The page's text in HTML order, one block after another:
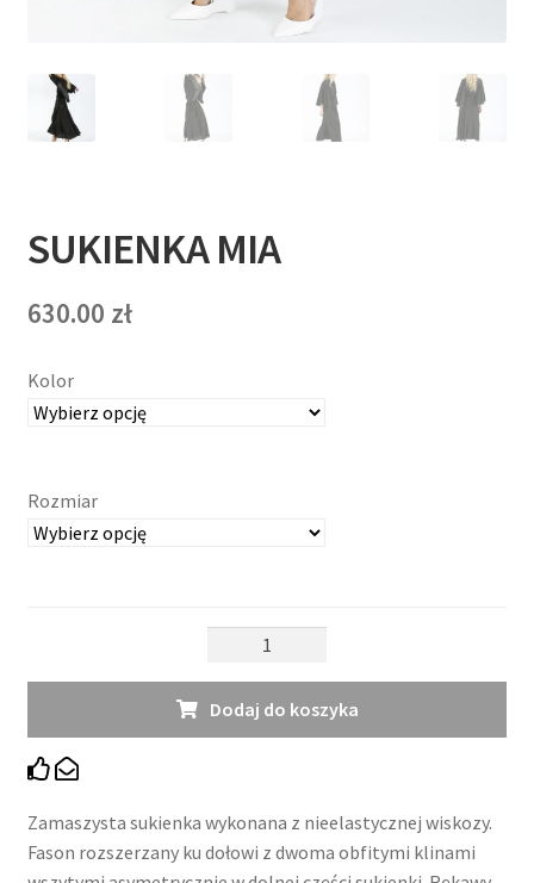
R
O
SUKIENKA MIA
630.00 zł
Kolor
Rozmiar
Mia
Dodaj do koszyka
Zamaszysta sukienka wykonana z nieelastycznej wiskozy.
Fason rozszerzany ku dołowi z dwoma obfitymi klinami